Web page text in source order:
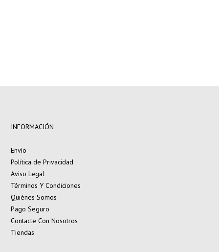
INFORMACIÓN
Envío
Política de Privacidad
Aviso Legal
Términos Y Condiciones
Quiénes Somos
Pago Seguro
Contacte Con Nosotros
Tiendas